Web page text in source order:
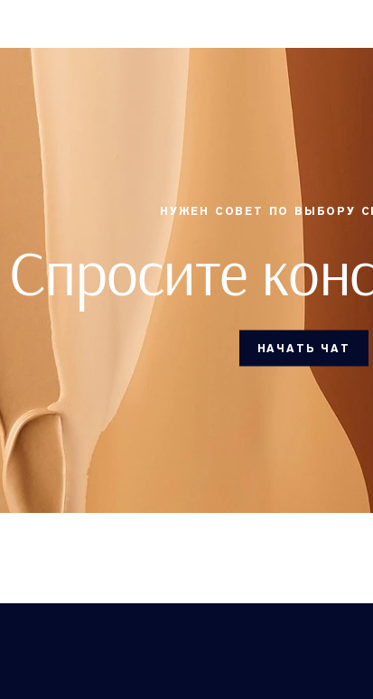
НУЖЕН СОВЕТ ПО ВЫБОРУ
Спросите
НАЧАТЬ ЧАТ